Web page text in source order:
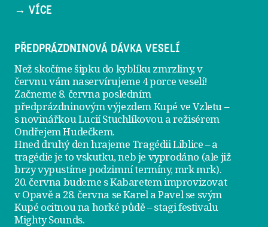
→ VÍCE
PŘEDPRÁZDNINOVÁ DÁVKA VESELÍ
Než skočíme šipku do kyblíku zmrzliny, v
červnu vám naservírujeme 4 porce veselí!
Začneme 8. června posledním
předprázdninovým výjezdemKupé ve Vzletu–
s novinářkou Lucií Stuchlíkovou a režisérem
Ondřejem Hudečkem.
Hned druhý den hrajeme Tragédii Liblice– a
tragédie je to vskutku, neb je vyprodáno (ale již
brzy vypustíme podzimní termíny, mrk mrk).
20. června budeme s Kabaretem improvizovat
v Opavě a 28. června se Karel a Pavel se svým
Kupé ocitnou na horké půdě – stagi festivalu
Mighty Sounds.